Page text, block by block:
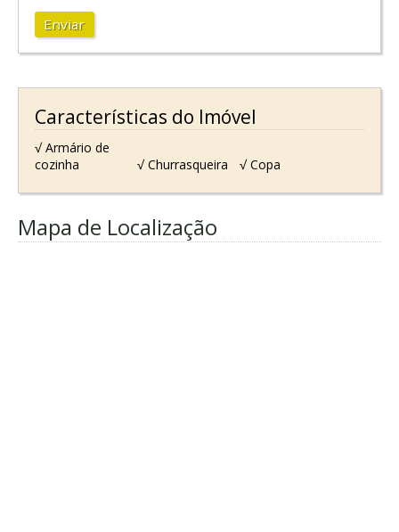
Enviar
Características do Imóvel
√ Armário de
cozinha
√ Churrasqueira √ Copa
Mapa de Localização